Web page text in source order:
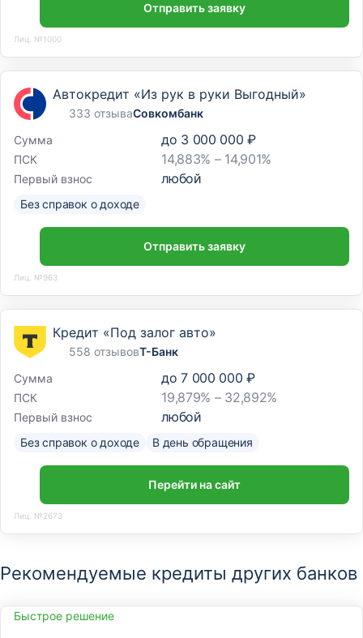
Отправить заявку
Лиц. №1000
Автокредит «Из рук в руки Выгодный»
333 отзываСовкомбанк
Сумма
до 3 000 000 ₽
ПСК 14,883% – 14,901%
Первый взнос любой
Без справок о доходе
Отправить заявку
Лиц. №963
Кредит «Под залог авто»
558 отзывовТ-Банк
Сумма
до 7 000 000 ₽
ПСК 19,879% – 32,892%
Первый взнос любой
Без справок о доходе В день обращения
Перейти на сайт
Лиц. №2673
Рекомендуемые кредиты других банков
Быстрое решение